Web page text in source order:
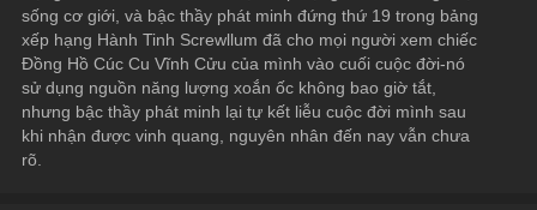
sống cơ giới, và bậc thầy phát minh đứng thứ 19 trong bảng
xếp hạng Hành Tinh Screwllum đã cho mọi người xem chiếc
Đồng Hồ Cúc Cu Vĩnh Cửu của mình vào cuối cuộc đời-nó
sử dụng nguồn năng lượng xoắn ốc không bao giờ tắt,
nhưng bậc thầy phát minh lại tự kết liễu cuộc đời mình sau
khi nhận được vinh quang, nguyên nhân đến nay vẫn chưa
rõ.